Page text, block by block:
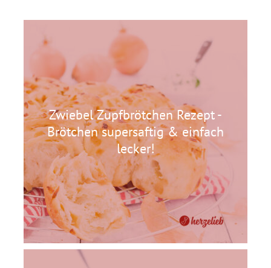
Zwiebel Zupfbrötchen Rezept -
Brötchen supersaftig & einfach
lecker!